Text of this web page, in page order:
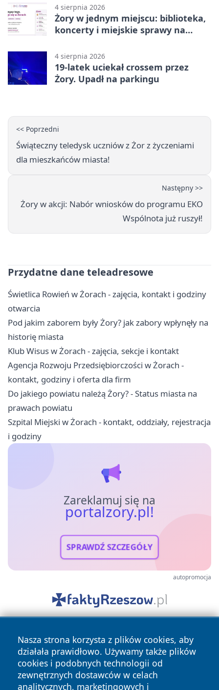
4 sierpnia 2026
Żory w jednym miejscu: biblioteka,
koncerty i miejskie sprawy na
4 sierpnia 2026
19-latek uciekał crossem przez
Żory. Upadł na parkingu
<< Poprzedni
Świąteczny teledysk uczniów z Żor z życzeniami
dla mieszkańców miasta!
Następny >>
Żory w akcji: Nabór wniosków do programu EKO
Wspólnota już ruszył!
Przydatne dane teleadresowe
Świetlica Rowień w Żorach - zajęcia, kontakt i godziny
otwarcia
Pod jakim zaborem były Żory? jak zabory wpłynęły na
historię miasta
Klub Wisus w Żorach - zajęcia, sekcje i kontakt
Agencja Rozwoju Przedsiębiorczości w Żorach -
kontakt, godziny i oferta dla firm
Do jakiego powiatu należą Żory? - Status miasta na
prawach powiatu
Szpital Miejski w Żorach - kontakt, oddziały, rejestracja
i godziny
Zareklamuj się na
portalzory.pl!
SPRAWDŹ SZCZEGÓŁY
autopromocja
Nasza strona korzysta z plików cookies, aby
działała prawidłowo. Używamy także plików
cookies i podobnych technologii od
zewnętrznych dostawców w celach
analitycznych, marketingowych i
Copyright © 2026 portalzory.pl Wszystkie prawa zastrzeżone.